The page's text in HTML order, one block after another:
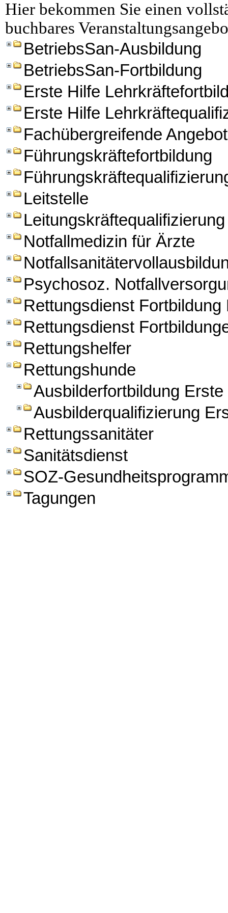
Hier bekommen Sie einen
buchbares
BetriebsSan-Ausbildung
BetriebsSan-Fortbildung
Erste Hilfe
Erste Hilfe
Fachübergreifende
Führungskräftefortbildung
Leitstelle
Leitungskräftequalifizierung
Notfallmedizin für Ärzte
Psychosoz.
Rettungsdienst Fortbildung
Rettungsdienst
Rettungshelfer
Rettungshunde
Ausbilderfortbildung
Ausbilderqualifizierung
Rettungssanitäter
Sanitätsdienst
SOZ-
Tagungen